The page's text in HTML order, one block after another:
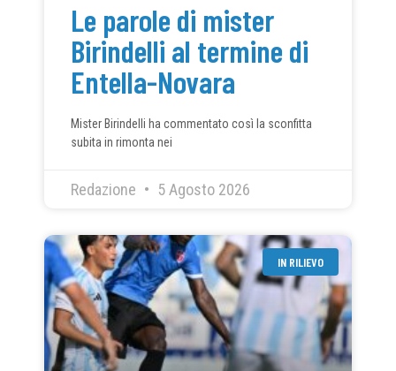
Le parole di mister
Birindelli al termine di
Entella-Novara
Mister Birindelli ha commentato così la sconfitta
subita in rimonta nei
Redazione 5 Agosto 2026
IN RILIEVO